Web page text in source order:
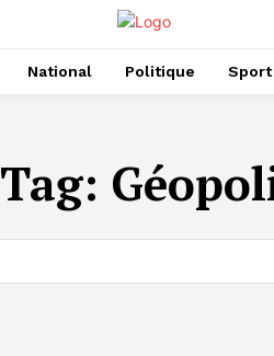
National Politique Sport
Tag: